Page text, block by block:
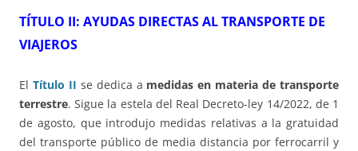
TÍTULO II: AYUDAS DIRECTAS AL TRANSPORTE DE
VIAJEROS
El Título II se dedica a medidas en materia de transporte
terrestre. Sigue la estela del Real Decreto-ley 14/2022, de 1
de agosto, que introdujo medidas relativas a la gratuidad
del transporte público de media distancia por ferrocarril y